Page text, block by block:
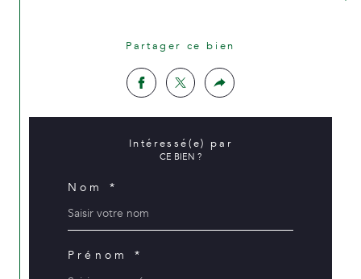
Partager ce bien
Intéressé(e) par
CE BIEN ?
Nom *
Prénom *